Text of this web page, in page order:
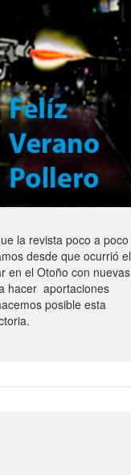
la revista poco a poco
desde que ocurrió el
en el Otoño con nuevas
hacer aportaciones
posible esta